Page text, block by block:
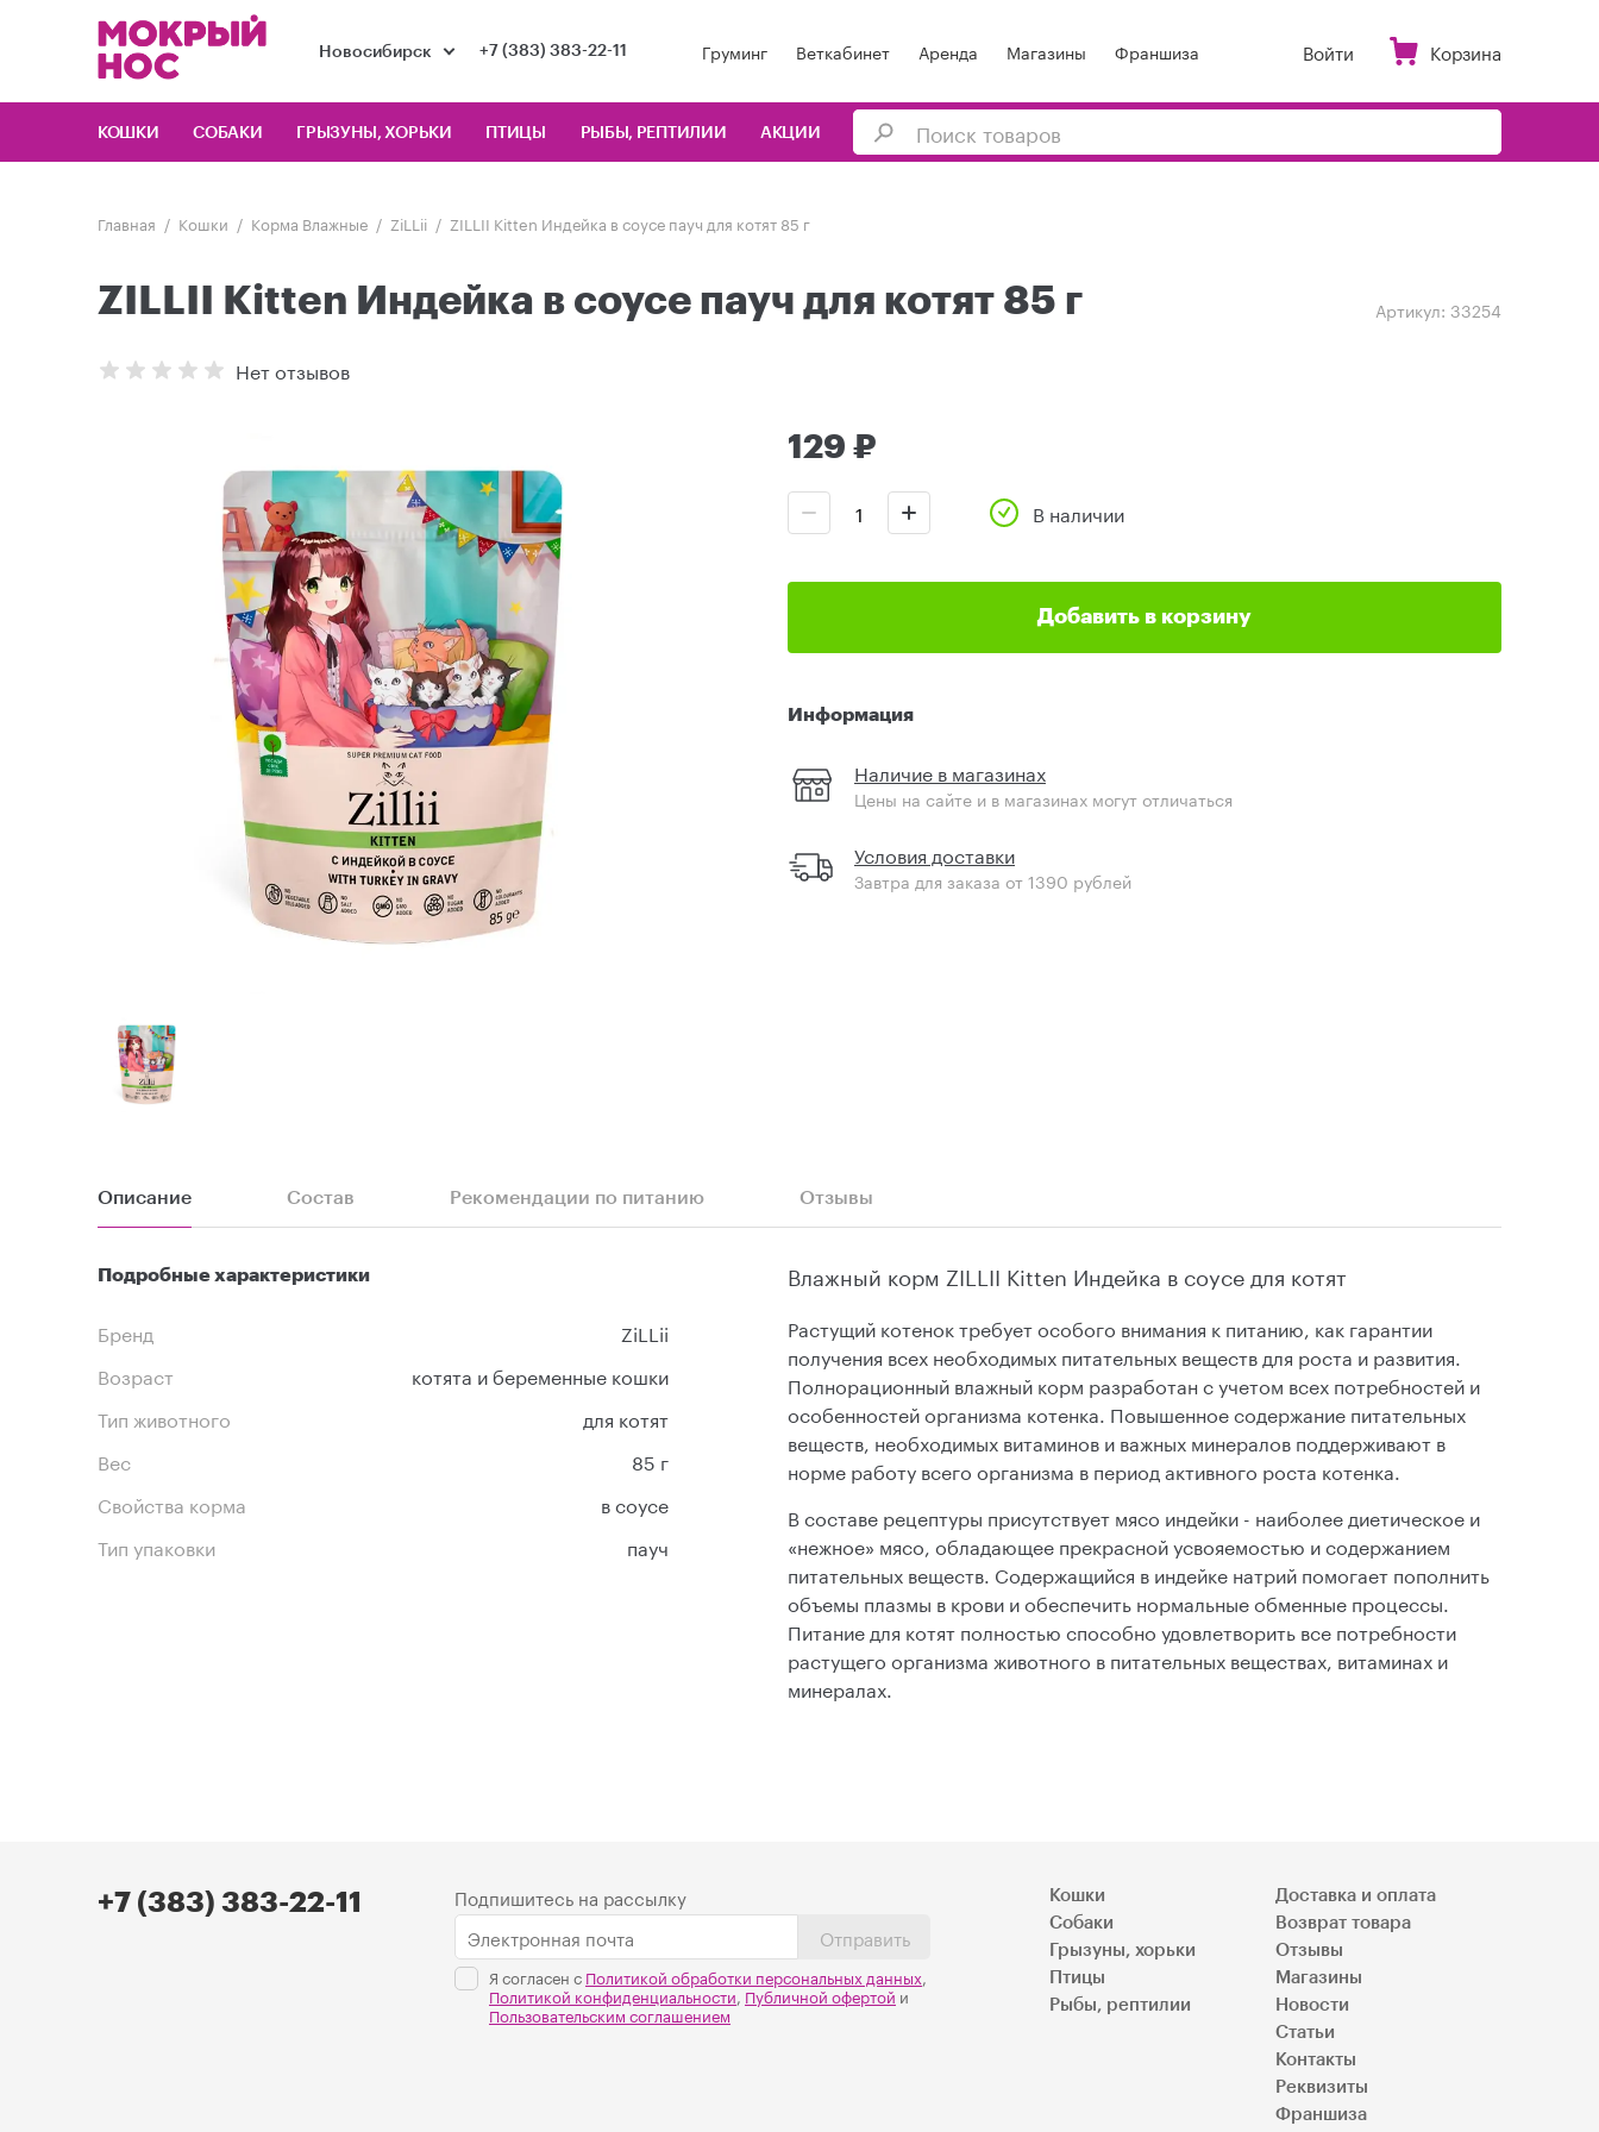
Новосибирск +7 (383) 383-22-11 Груминг Веткабинет Аренда Магазины Франшиза Войти Корзина
КОШКИ СОБАКИ ГРЫЗУНЫ, ХОРЬКИ ПТИЦЫ РЫБЫ, РЕПТИЛИИ АКЦИИ
Главная Кошки Корма Влажные ZiLLii ZILLII Kitten Индейка в соусе пауч для котят 85 г
ZILLII Kitten Индейка в соусе пауч для котят 85 г Артикул: 33254
Нет отзывов
129 ₽
В наличии
Добавить в корзину
Информация
Наличие в магазинах
Цены на сайте и в магазинах могут отличаться
Условия доставки
Завтра для заказа от 1390 рублей
Описание Состав Рекомендации по питанию Отзывы
Подробные характеристики
Бренд
ZiLLii
Возраст
котята и беременные кошки
Тип животного
для котят
Вес
85 г
Свойства корма
в соусе
Тип упаковки
пауч
Влажный корм ZILLII Kitten Индейка в соусе для котят
Растущий котенок требует особого внимания к питанию, как гарантии
получения всех необходимых питательных веществ для роста и развития.
Полнорационный влажный корм разработан с учетом всех потребностей и
особенностей организма котенка. Повышенное содержание питательных
веществ, необходимых витаминов и важных минералов поддерживают в
норме работу всего организма в период активного роста котенка.
В составе рецептуры присутствует мясо индейки - наиболее диетическое и
«нежное» мясо, обладающее прекрасной усвояемостью и содержанием
питательных веществ. Содержащийся в индейке натрий помогает пополнить
объемы плазмы в крови и обеспечить нормальные обменные процессы.
Питание для котят полностью способно удовлетворить все потребности
растущего организма животного в питательных веществах, витаминах и
минералах.
+7 (383) 383-22-11
Подпишитесь на рассылку
Отправить
Я согласен с Политикой обработки персональных данных,
Политикой конфиденциальности, Публичной офертой и
Пользовательским соглашением
Кошки
Собаки
Грызуны, хорьки
Птицы
Рыбы, рептилии
Доставка и оплата
Возврат товара
Отзывы
Магазины
Новости
Статьи
Контакты
Реквизиты
Франшиза